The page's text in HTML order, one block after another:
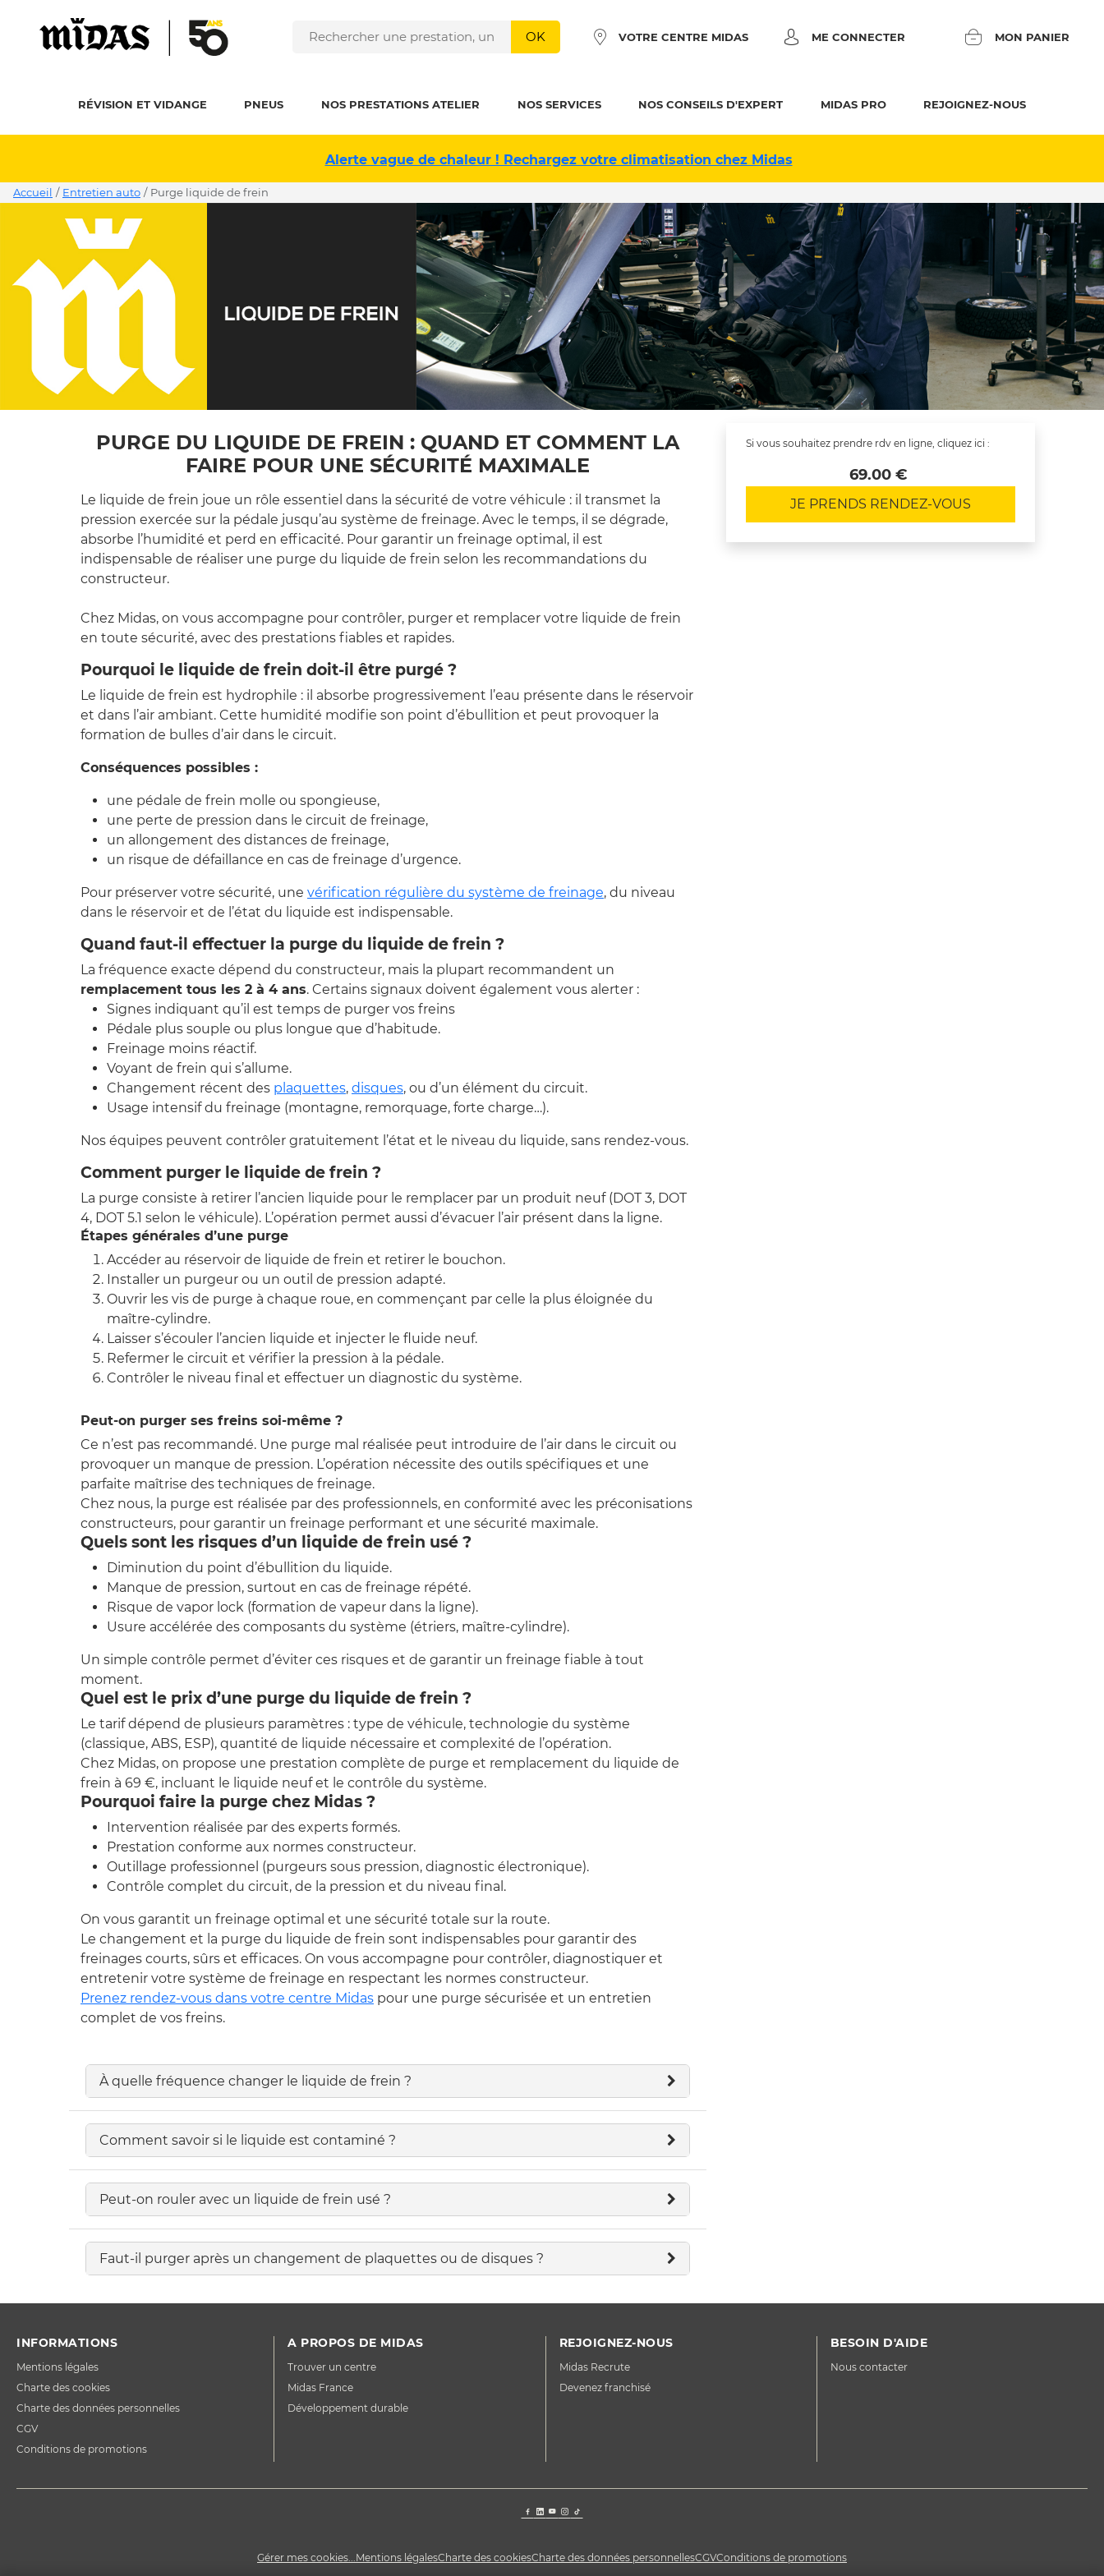
OK VOTRE CENTRE MIDAS ME CONNECTER MON PANIER
RÉVISION ET VIDANGE PNEUS NOS PRESTATIONS ATELIER NOS SERVICES NOS CONSEILS D'EXPERT MIDAS PRO REJOIGNEZ-NOUS
Alerte vague de chaleur ! Rechargez votre climatisation chez Midas
Accueil / Entretien auto / purge liquide de frein
PURGE DU LIQUIDE DE FREIN : QUAND ET COMMENT LA
FAIRE POUR UNE SÉCURITÉ MAXIMALE
Le liquide de frein joue un rôle essentiel dans la sécurité de votre véhicule : il transmet la
pression exercée sur la pédale jusqu’au système de freinage. Avec le temps, il se dégrade,
absorbe l’humidité et perd en efficacité. Pour garantir un freinage optimal, il est
indispensable de réaliser une purge du liquide de frein selon les recommandations du
constructeur.
Chez Midas, on vous accompagne pour contrôler, purger et remplacer votre liquide de frein
en toute sécurité, avec des prestations fiables et rapides.
Pourquoi le liquide de frein doit-il être purgé ?
Le liquide de frein est hydrophile : il absorbe progressivement l’eau présente dans le réservoir
et dans l’air ambiant. Cette humidité modifie son point d’ébullition et peut provoquer la
formation de bulles d’air dans le circuit.
Conséquences possibles :
une pédale de frein molle ou spongieuse,
une perte de pression dans le circuit de freinage,
un allongement des distances de freinage,
un risque de défaillance en cas de freinage d’urgence.
Pour préserver votre sécurité, une vérification régulière du système de freinage, du niveau
dans le réservoir et de l’état du liquide est indispensable.
Quand faut-il effectuer la purge du liquide de frein ?
La fréquence exacte dépend du constructeur, mais la plupart recommandent un
remplacement tous les 2 à 4 ans. Certains signaux doivent également vous alerter :
Signes indiquant qu’il est temps de purger vos freins
Pédale plus souple ou plus longue que d’habitude.
Freinage moins réactif.
Voyant de frein qui s’allume.
Changement récent des plaquettes, disques, ou d’un élément du circuit.
Usage intensif du freinage (montagne, remorquage, forte charge…).
Nos équipes peuvent contrôler gratuitement l’état et le niveau du liquide, sans rendez-vous.
Comment purger le liquide de frein ?
La purge consiste à retirer l’ancien liquide pour le remplacer par un produit neuf (DOT 3, DOT
4, DOT 5.1 selon le véhicule). L’opération permet aussi d’évacuer l’air présent dans la ligne.
Étapes générales d’une purge
Accéder au réservoir de liquide de frein et retirer le bouchon.
Installer un purgeur ou un outil de pression adapté.
Ouvrir les vis de purge à chaque roue, en commençant par celle la plus éloignée du
maître-cylindre.
Laisser s’écouler l’ancien liquide et injecter le fluide neuf.
Refermer le circuit et vérifier la pression à la pédale.
Contrôler le niveau final et effectuer un diagnostic du système.
Peut-on purger ses freins soi-même ?
Ce n’est pas recommandé. Une purge mal réalisée peut introduire de l’air dans le circuit ou
provoquer un manque de pression. L’opération nécessite des outils spécifiques et une
parfaite maîtrise des techniques de freinage.
Chez nous, la purge est réalisée par des professionnels, en conformité avec les préconisations
constructeurs, pour garantir un freinage performant et une sécurité maximale.
Quels sont les risques d’un liquide de frein usé ?
Diminution du point d’ébullition du liquide.
Manque de pression, surtout en cas de freinage répété.
Risque de vapor lock (formation de vapeur dans la ligne).
Usure accélérée des composants du système (étriers, maître-cylindre).
Un simple contrôle permet d’éviter ces risques et de garantir un freinage fiable à tout
moment.
Quel est le prix d’une purge du liquide de frein ?
Le tarif dépend de plusieurs paramètres : type de véhicule, technologie du système
(classique, ABS, ESP), quantité de liquide nécessaire et complexité de l’opération.
Chez Midas, on propose une prestation complète de purge et remplacement du liquide de
frein à 69 €, incluant le liquide neuf et le contrôle du système.
Pourquoi faire la purge chez Midas ?
Intervention réalisée par des experts formés.
Prestation conforme aux normes constructeur.
Outillage professionnel (purgeurs sous pression, diagnostic électronique).
Contrôle complet du circuit, de la pression et du niveau final.
On vous garantit un freinage optimal et une sécurité totale sur la route.
Le changement et la purge du liquide de frein sont indispensables pour garantir des
freinages courts, sûrs et efficaces. On vous accompagne pour contrôler, diagnostiquer et
entretenir votre système de freinage en respectant les normes constructeur.
Prenez rendez-vous dans votre centre Midas pour une purge sécurisée et un entretien
complet de vos freins.
Si vous souhaitez prendre rdv en ligne, cliquez ici :
69.00 €
JE PRENDS RENDEZ-VOUS
À quelle fréquence changer le liquide de frein ?
Comment savoir si le liquide est contaminé ?
Peut-on rouler avec un liquide de frein usé ?
Faut-il purger après un changement de plaquettes ou de disques ?
INFORMATIONS
Mentions légales
Charte des cookies
Charte des données personnelles
CGV
Conditions de promotions
A PROPOS DE MIDAS
Trouver un centre
Midas France
Développement durable
REJOIGNEZ-NOUS
Midas Recrute
Devenez franchisé
BESOIN D'AIDE
Nous contacter
Gérer mes cookies...Mentions légalesCharte des cookiesCharte des données personnellesCGVConditions de promotions